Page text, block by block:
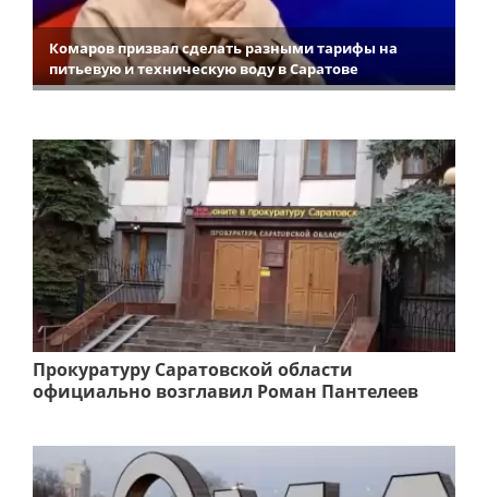
Комаров призвал сделать разными тарифы на
питьевую и техническую воду в Саратове
Прокуратуру Саратовской области
официально возглавил Роман Пантелеев